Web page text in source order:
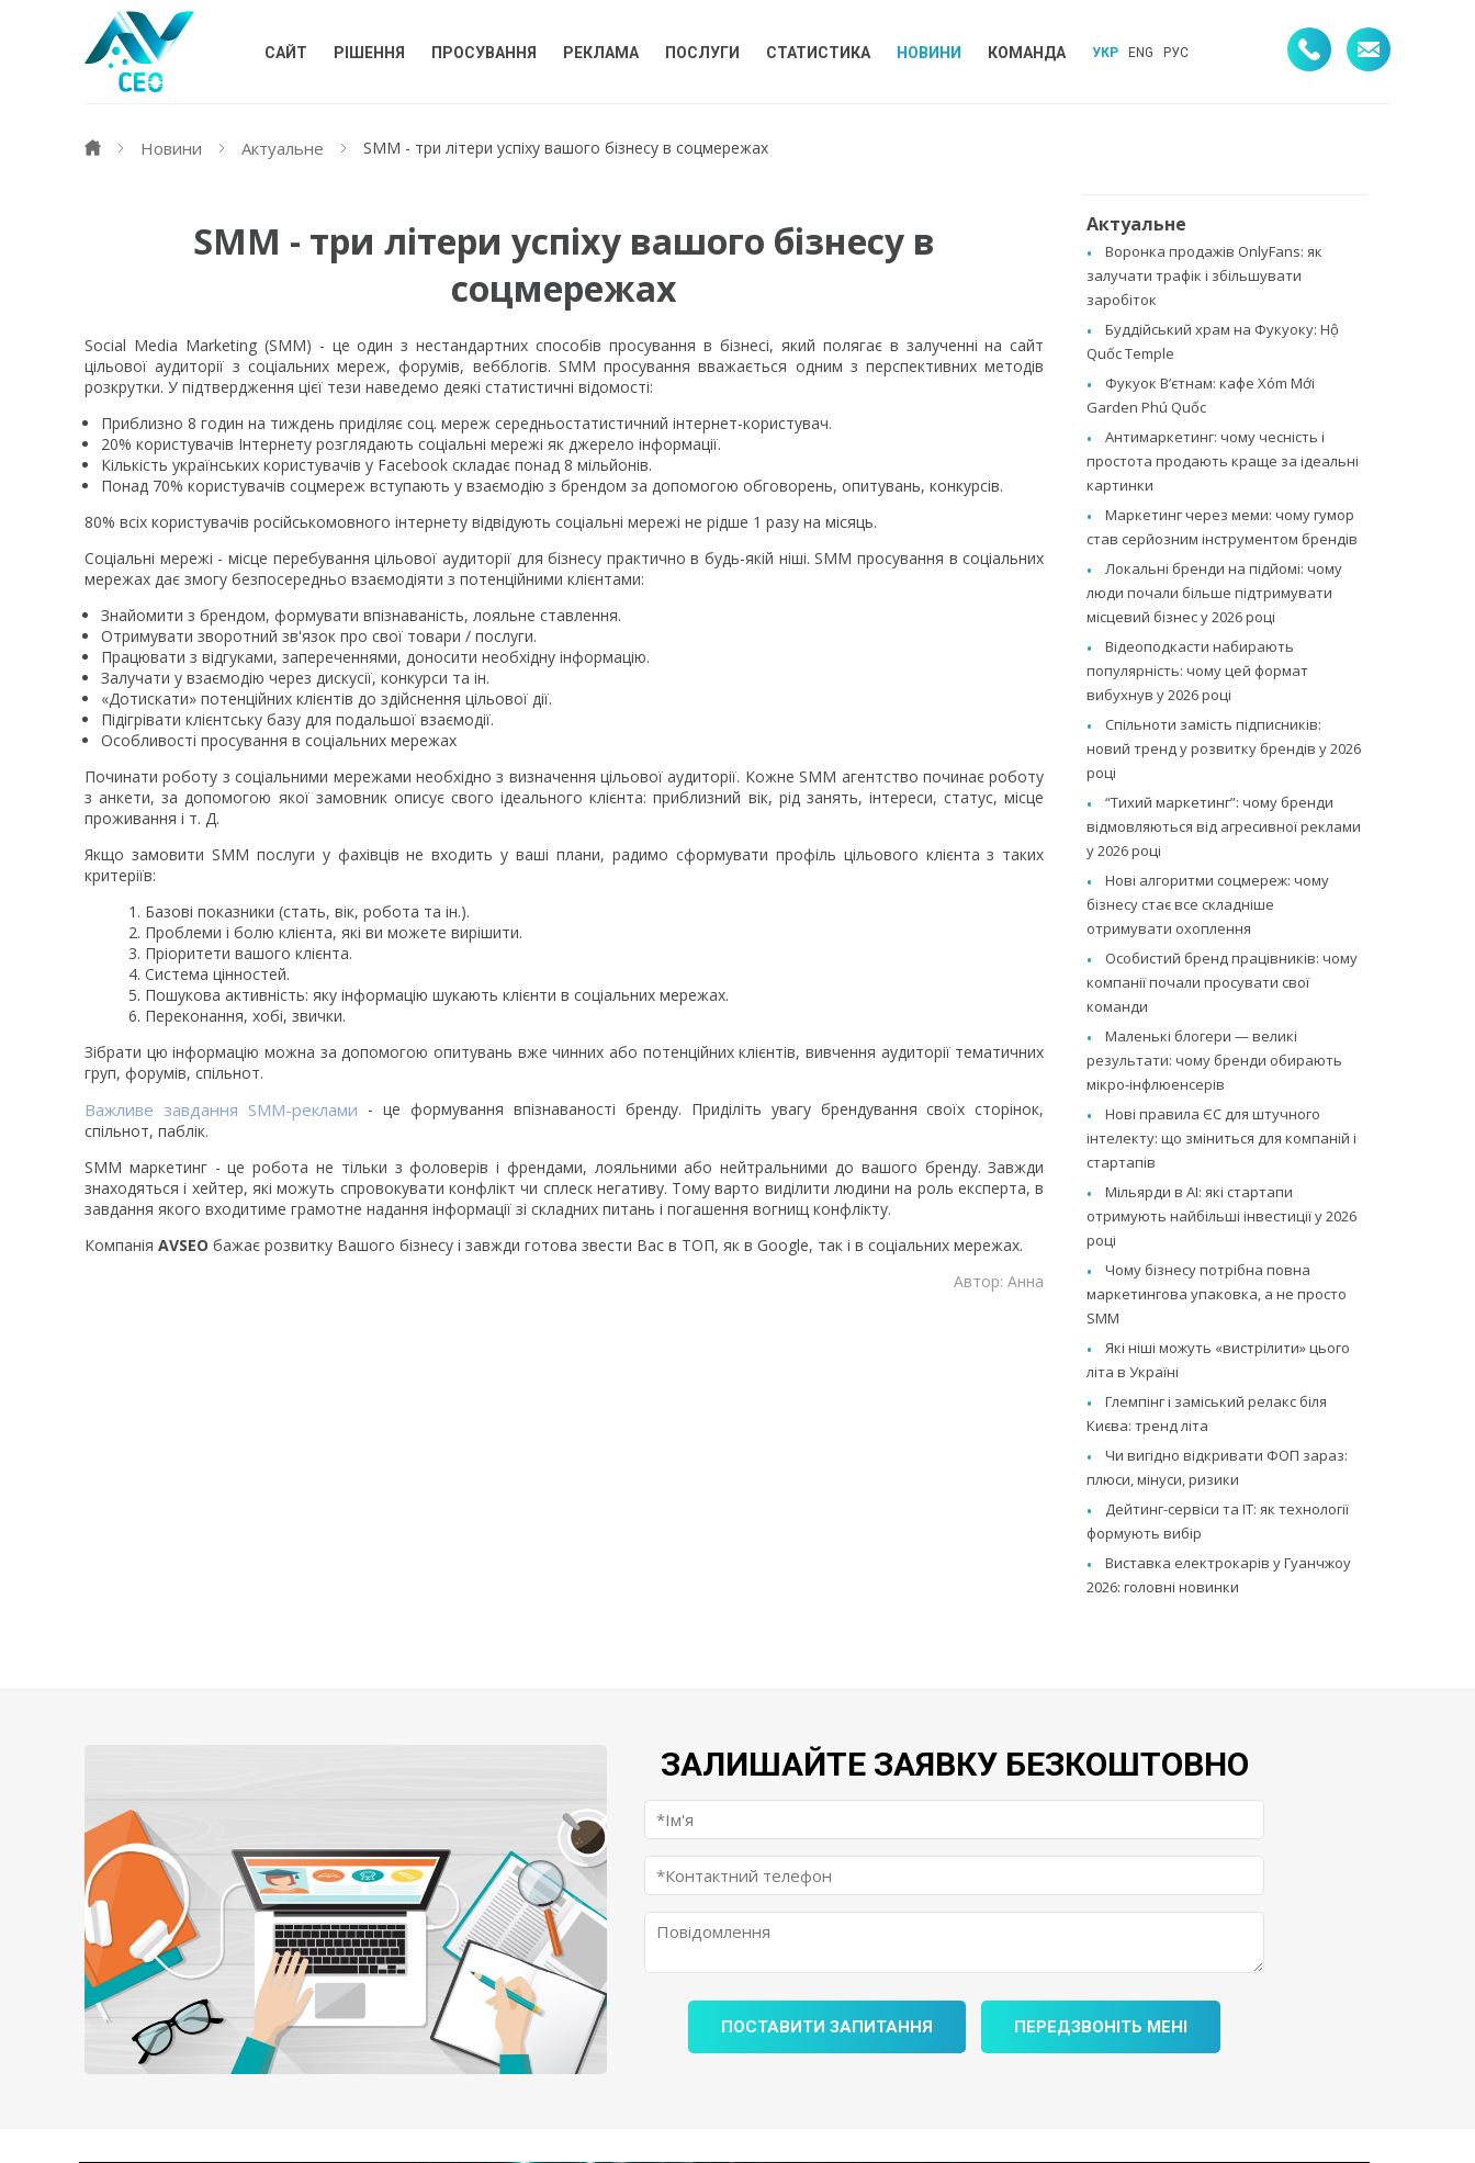
САЙТ РІШЕННЯ ПРОСУВАННЯ РЕКЛАМА ПОСЛУГИ СТАТИСТИКА НОВИНИ КОМАНДА УКР ENG РУС
Новини Актуальне SMM - три літери успіху вашого бізнесу в соцмережах
SMM - три літери успіху вашого бізнесу в
соцмережах
Social Media Marketing (SMM) - це один з нестандартних способів просування в бізнесі, який полягає в залученні на сайт
цільової аудиторії з соціальних мереж, форумів, вебблогів. SMM просування вважається одним з перспективних методів
розкрутки. У підтвердження цієї тези наведемо деякі статистичні відомості:
Приблизно 8 годин на тиждень приділяє соц. мереж середньостатистичний інтернет-користувач.
20% користувачів Інтернету розглядають соціальні мережі як джерело інформації.
Кількість українських користувачів у Facebook складає понад 8 мільйонів.
Понад 70% користувачів соцмереж вступають у взаємодію з брендом за допомогою обговорень, опитувань, конкурсів.
80% всіх користувачів російськомовного інтернету відвідують соціальні мережі не рідше 1 разу на місяць.
Соціальні мережі - місце перебування цільової аудиторії для бізнесу практично в будь-якій ніші. SMM просування в соціальних
мережах дає змогу безпосередньо взаємодіяти з потенційними клієнтами:
Знайомити з брендом, формувати впізнаваність, лояльне ставлення.
Отримувати зворотний зв'язок про свої товари / послуги.
Працювати з відгуками, запереченнями, доносити необхідну інформацію.
Залучати у взаємодію через дискусії, конкурси та ін.
«Дотискати» потенційних клієнтів до здійснення цільової дії.
Підігрівати клієнтську базу для подальшої взаємодії.
Особливості просування в соціальних мережах
Починати роботу з соціальними мережами необхідно з визначення цільової аудиторії. Кожне SMM агентство починає роботу
з анкети, за допомогою якої замовник описує свого ідеального клієнта: приблизний вік, рід занять, інтереси, статус, місце
проживання і т. Д.
Якщо замовити SMM послуги у фахівців не входить у ваші плани, радимо сформувати профіль цільового клієнта з таких
критеріїв:
Базові показники (стать, вік, робота та ін.).
Проблеми і болю клієнта, які ви можете вирішити.
Пріоритети вашого клієнта.
Система цінностей.
Пошукова активність: яку інформацію шукають клієнти в соціальних мережах.
Переконання, хобі, звички.
Зібрати цю інформацію можна за допомогою опитувань вже чинних або потенційних клієнтів, вивчення аудиторії тематичних
груп, форумів, спільнот.
Важливе завдання SMM-реклами - це формування впізнаваності бренду. Приділіть увагу брендування своїх сторінок,
спільнот, паблік.
SMM маркетинг - це робота не тільки з фоловерів і френдами, лояльними або нейтральними до вашого бренду. Завжди
знаходяться і хейтер, які можуть спровокувати конфлікт чи сплеск негативу. Тому варто виділити людини на роль експерта, в
завдання якого входитиме грамотне надання інформації зі складних питань і погашення вогнищ конфлікту.
Компанія AVSEO бажає розвитку Вашого бізнесу і завжди готова звести Вас в ТОП, як в Google, так і в соціальних мережах.
Автор: Анна
Актуальне
Воронка продажів OnlyFans: як
залучати трафік і збільшувати
заробіток
Буддійський храм на Фукуоку: Hộ
Quốc Temple
Фукуок В’єтнам: кафе Xóm Mới
Garden Phú Quốc
Антимаркетинг: чому чесність і
простота продають краще за ідеальні
картинки
Маркетинг через меми: чому гумор
став серйозним інструментом брендів
Локальні бренди на підйомі: чому
люди почали більше підтримувати
місцевий бізнес у 2026 році
Відеоподкасти набирають
популярність: чому цей формат
вибухнув у 2026 році
Спільноти замість підписників:
новий тренд у розвитку брендів у 2026
році
“Тихий маркетинг”: чому бренди
відмовляються від агресивної реклами
у 2026 році
Нові алгоритми соцмереж: чому
бізнесу стає все складніше
отримувати охоплення
Особистий бренд працівників: чому
компанії почали просувати свої
команди
Маленькі блогери — великі
результати: чому бренди обирають
мікро-інфлюенсерів
Нові правила ЄС для штучного
інтелекту: що зміниться для компаній і
стартапів
Мільярди в AI: які стартапи
отримують найбільші інвестиції у 2026
році
Чому бізнесу потрібна повна
маркетингова упаковка, а не просто
SMM
Які ніші можуть «вистрілити» цього
літа в Україні
Глемпінг і заміський релакс біля
Києва: тренд літа
Чи вигідно відкривати ФОП зараз:
плюси, мінуси, ризики
Дейтинг-сервіси та IT: як технології
формують вибір
Виставка електрокарів у Гуанчжоу
2026: головні новинки
ЗАЛИШАЙТЕ ЗАЯВКУ БЕЗКОШТОВНО
ПОСТАВИТИ ЗАПИТАННЯ ПЕРЕДЗВОНІТЬ МЕНІ